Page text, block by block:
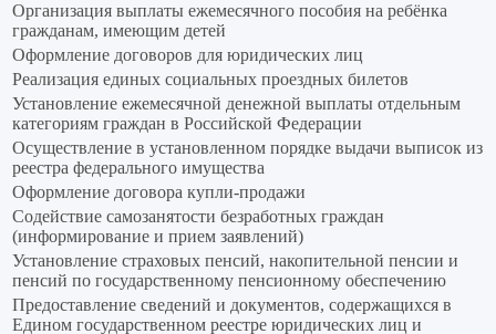
Организация выплаты ежемесячного пособия на ребёнка
гражданам, имеющим детей
Оформление договоров для юридических лиц
Реализация единых социальных проездных билетов
Установление ежемесячной денежной выплаты отдельным
категориям граждан в Российской Федерации
Осуществление в установленном порядке выдачи выписок из
реестра федерального имущества
Оформление договора купли-продажи
Содействие самозанятости безработных граждан
(информирование и прием заявлений)
Установление страховых пенсий, накопительной пенсии и
пенсий по государственному пенсионному обеспечению
Предоставление сведений и документов, содержащихся в
Едином государственном реестре юридических лиц и